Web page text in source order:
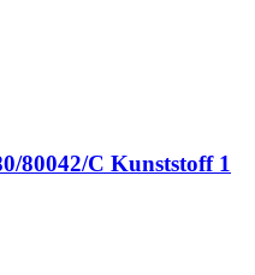
80042/C Kunststoff 1